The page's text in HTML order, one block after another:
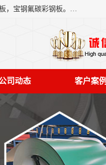
上海轩本实业有限公司主营产品：宝钢彩钢板、宝钢彩钢卷、宝钢彩涂板、宝钢彩涂卷、宝钢高耐候彩钢板，宝钢氟碳彩钢板。是一家集钢铁贸易，物流、加工为一体的产业全配套公司。
司动态 客户案例